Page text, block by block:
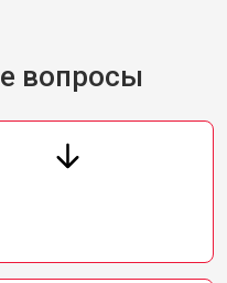
вопросы